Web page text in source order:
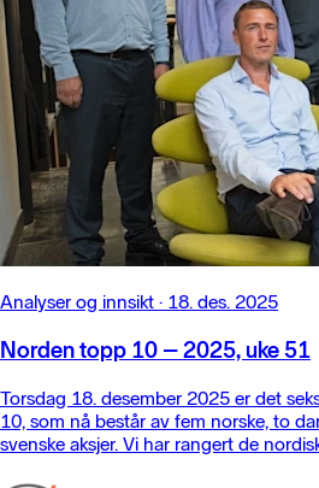
Analyser og innsikt · 18. des. 2025
Norden topp 10 – 2025, uke 51
Torsdag 18. desember 2025 er det
10, som nå består av fem norske, to
svenske aksjer. Vi har rangert de